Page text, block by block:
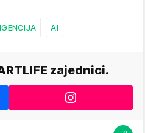
AI
zajednici.